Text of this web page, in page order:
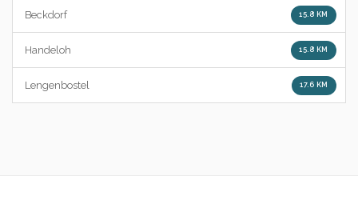
Beckdorf 15.8 KM
Handeloh 15.8 KM
Lengenbostel 17.6 KM